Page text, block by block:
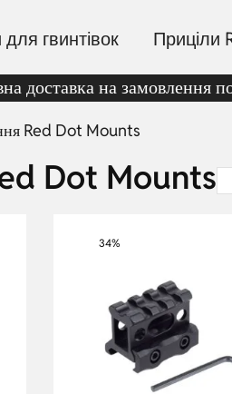
гвинтівок Приціли
доставка на замовлення
Red Dot Mounts
Dot Mounts
34%